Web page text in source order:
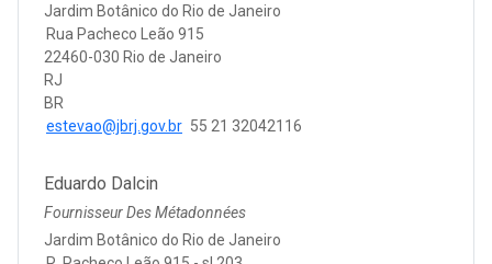
Jardim Botânico do Rio de Janeiro
Rua Pacheco Leão 915
22460-030 Rio de Janeiro
RJ
BR
estevao@jbrj.gov.br 55 21 32042116
Eduardo Dalcin
Fournisseur Des Métadonnées
Jardim Botânico do Rio de Janeiro